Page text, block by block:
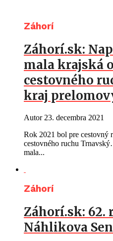
Záhorí
Záhorí.sk:
mala krajská
cestovného
kraj
Autor 23. decembra 2021
Rok 2021 bol pre cestovný
cestovného ruchu
mala...
Záhorí
Záhorí.sk: 62.
Náhlikova